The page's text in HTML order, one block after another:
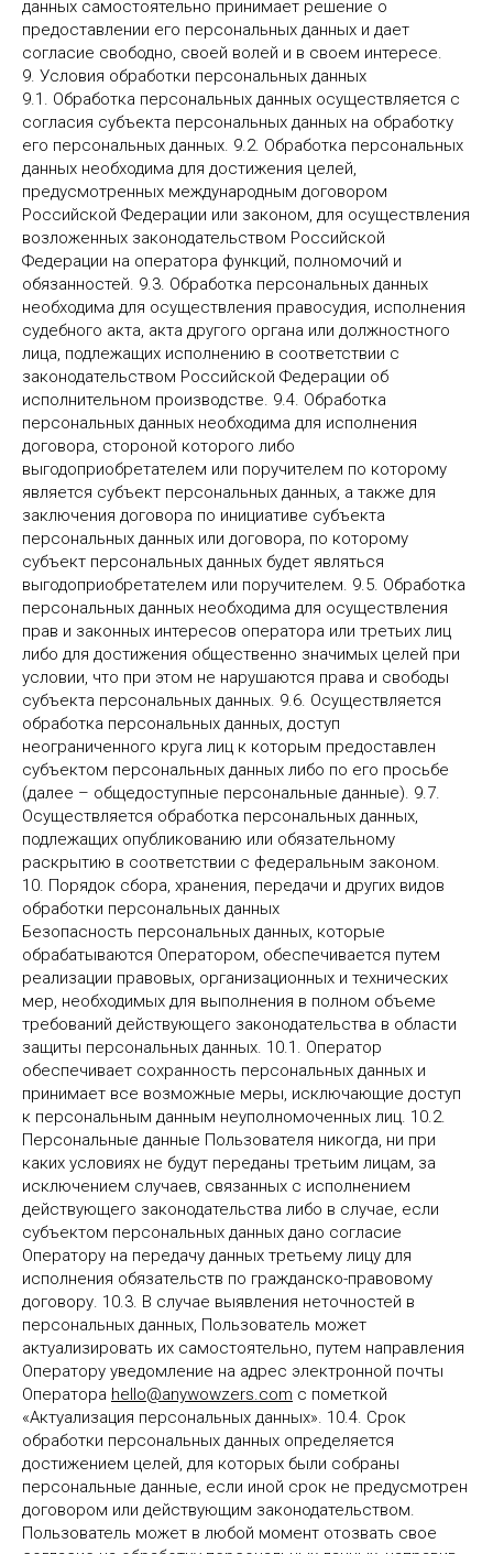
данных самостоятельно принимает решение о
предоставлении его персональных данных и дает
согласие свободно, своей волей и в своем интересе.
9. Условия обработки персональных данных
9.1. Обработка персональных данных осуществляется с
согласия субъекта персональных данных на обработку
его персональных данных. 9.2. Обработка персональных
данных необходима для достижения целей,
предусмотренных международным договором
Российской Федерации или законом, для осуществления
возложенных законодательством Российской
Федерации на оператора функций, полномочий и
обязанностей. 9.3. Обработка персональных данных
необходима для осуществления правосудия, исполнения
судебного акта, акта другого органа или должностного
лица, подлежащих исполнению в соответствии с
законодательством Российской Федерации об
исполнительном производстве. 9.4. Обработка
персональных данных необходима для исполнения
договора, стороной которого либо
выгодоприобретателем или поручителем по которому
является субъект персональных данных, а также для
заключения договора по инициативе субъекта
персональных данных или договора, по которому
субъект персональных данных будет являться
выгодоприобретателем или поручителем. 9.5. Обработка
персональных данных необходима для осуществления
прав и законных интересов оператора или третьих лиц
либо для достижения общественно значимых целей при
условии, что при этом не нарушаются права и свободы
субъекта персональных данных. 9.6. Осуществляется
обработка персональных данных, доступ
неограниченного круга лиц к которым предоставлен
субъектом персональных данных либо по его просьбе
(далее – общедоступные персональные данные). 9.7.
Осуществляется обработка персональных данных,
подлежащих опубликованию или обязательному
раскрытию в соответствии с федеральным законом.
10. Порядок сбора, хранения, передачи и других видов
обработки персональных данных
Безопасность персональных данных, которые
обрабатываются Оператором, обеспечивается путем
реализации правовых, организационных и технических
мер, необходимых для выполнения в полном объеме
требований действующего законодательства в области
защиты персональных данных. 10.1. Оператор
обеспечивает сохранность персональных данных и
принимает все возможные меры, исключающие доступ
к персональным данным неуполномоченных лиц. 10.2.
Персональные данные Пользователя никогда, ни при
каких условиях не будут переданы третьим лицам, за
исключением случаев, связанных с исполнением
действующего законодательства либо в случае, если
субъектом персональных данных дано согласие
Оператору на передачу данных третьему лицу для
исполнения обязательств по гражданско-правовому
договору. 10.3. В случае выявления неточностей в
персональных данных, Пользователь может
актуализировать их самостоятельно, путем направления
Оператору уведомление на адрес электронной почты
Оператора hello@anywowzers.com с пометкой
«Актуализация персональных данных». 10.4. Срок
обработки персональных данных определяется
достижением целей, для которых были собраны
персональные данные, если иной срок не предусмотрен
договором или действующим законодательством.
Пользователь может в любой момент отозвать свое